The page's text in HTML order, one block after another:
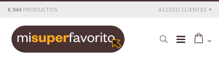
8.944 PRODUCTOS ACCESO CLIENTES